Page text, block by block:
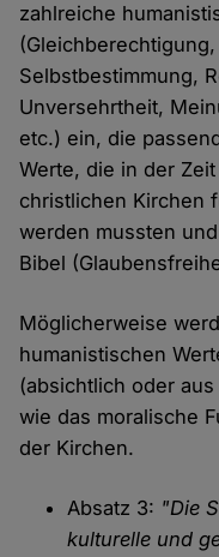
zahlreiche
Selbstbestimmung,
Unversehrtheit,
etc.) ein, die
Werte, die in der
christlichen Kirchen
werden mussten
Bibel
Möglicherweise
humanistischen
(absichtlich oder
wie das moralische
der Kirchen.
Absatz 3: "Die
kulturelle und